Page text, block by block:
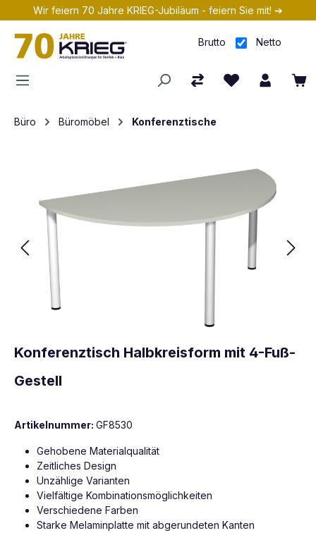
Zum Hauptinhalt springen
Wir feiern 70 Jahre KRIEG-Jubiläum - feiern Sie mit! ➔
Brutto Netto
Büro Büromöbel Konferenztische
Konferenztisch Halbkreisform mit 4-Fuß-
Gestell
Artikelnummer: GF8530
Gehobene Materialqualität
Zeitliches Design
Unzählige Varianten
Vielfältige Kombinationsmöglichkeiten
Verschiedene Farben
Starke Melaminplatte mit abgerundeten Kanten